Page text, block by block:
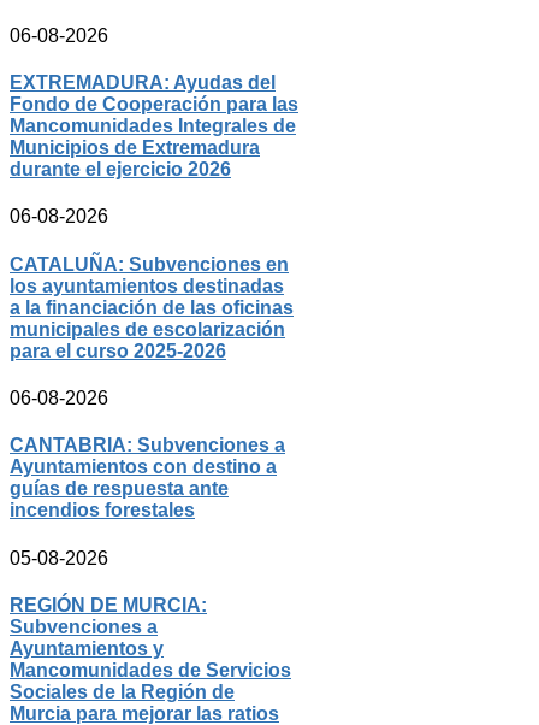
06-08-2026
EXTREMADURA: Ayudas del
Fondo de Cooperación para las
Mancomunidades Integrales de
Municipios de Extremadura
durante el ejercicio 2026
06-08-2026
CATALUÑA: Subvenciones en
los ayuntamientos destinadas
a la financiación de las oficinas
municipales de escolarización
para el curso 2025-2026
06-08-2026
CANTABRIA: Subvenciones a
Ayuntamientos con destino a
guías de respuesta ante
incendios forestales
05-08-2026
REGIÓN DE MURCIA:
Subvenciones a
Ayuntamientos y
Mancomunidades de Servicios
Sociales de la Región de
Murcia para mejorar las ratios